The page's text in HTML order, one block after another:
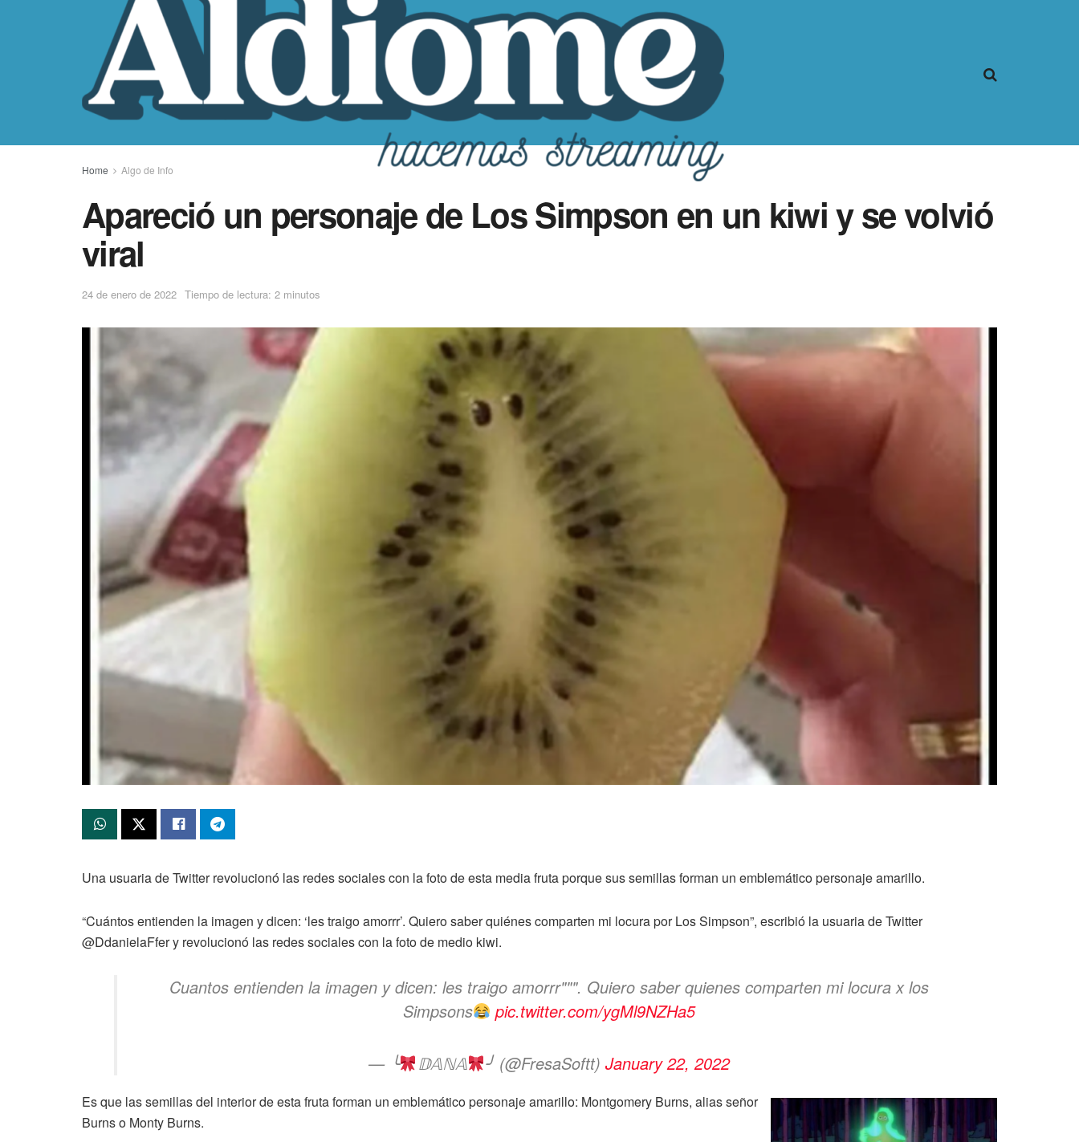
Home Algo de Info
Apareció un personaje de Los Simpson en un kiwi y se volvió
viral
24 de enero de 2022 Tiempo de lectura: 2 minutos
Una usuaria de Twitter revolucionó las redes sociales con la foto de esta media fruta porque sus semillas forman un emblemático personaje amarillo.
“Cuántos entienden la imagen y dicen: ‘les traigo amorrr’. Quiero saber quiénes comparten mi locura por Los Simpson”, escribió la usuaria de Twitter
@DdanielaFfer y revolucionó las redes sociales con la foto de medio kiwi.
Cuantos entienden la imagen y dicen: les traigo amorrr""". Quiero saber quienes comparten mi locura x los
Simpsons
pic.twitter.com/ygMl9NZHa5
— ╰ 𝔻𝔸ℕ𝔸 ╯ (@FresaSoftt)January 22, 2022
Es que las semillas del interior de esta fruta forman un emblemático personaje amarillo: Montgomery Burns, alias señor
Burns o Monty Burns.